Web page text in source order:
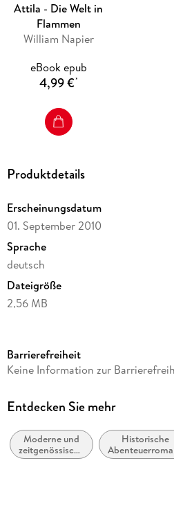
Attila - Die Welt in
Flammen
William Napier
eBook epub
4,99 €*
Produktdetails
Erscheinungsdatum
01. September 2010
Sprache
deutsch
Dateigröße
2,56 MB
Autor/Autorin
Übersetzung
Verlag/Hersteller
Rowohlt eBooks
Barrierefreiheit
Keine Information zur
Entdecken Sie mehr
Moderne und
zeitgenössische
Belletristik:
Historische